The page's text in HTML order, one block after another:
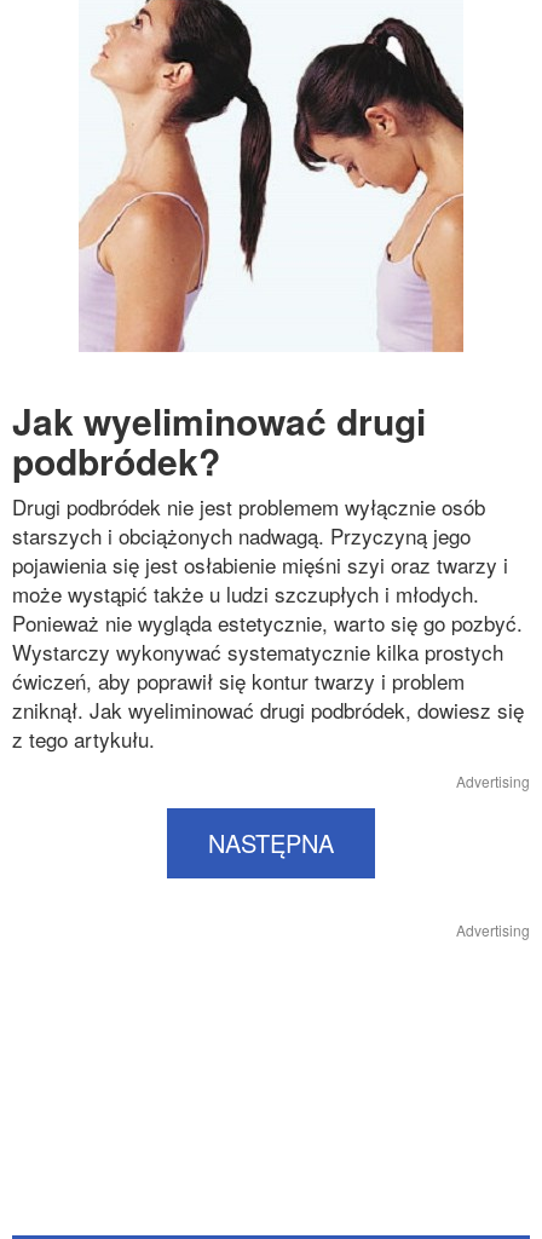
Jak wyeliminować drugi
podbródek?
Drugi podbródek nie jest problemem wyłącznie osób
starszych i obciążonych nadwagą. Przyczyną jego
pojawienia się jest osłabienie mięśni szyi oraz twarzy i
może wystąpić także u ludzi szczupłych i młodych.
Ponieważ nie wygląda estetycznie, warto się go pozbyć.
Wystarczy wykonywać systematycznie kilka prostych
ćwiczeń, aby poprawił się kontur twarzy i problem
zniknął. Jak wyeliminować drugi podbródek, dowiesz się
z tego artykułu.
Advertising
NASTĘPNA
Advertising